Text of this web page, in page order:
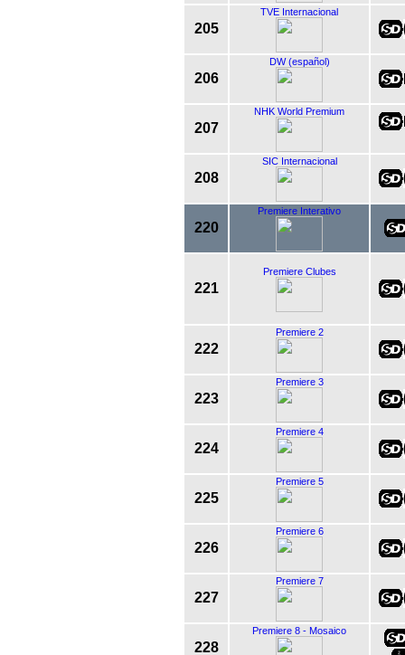
205
TVE Internacional
206
DW (español)
207
NHK World Premium
208
SIC Internacional
220
Premiere Interativo
221
Premiere Clubes
222
Premiere 2
223
Premiere 3
224
Premiere 4
225
Premiere 5
226
Premiere 6
227
Premiere 7
228
Premiere 8 - Mosaico